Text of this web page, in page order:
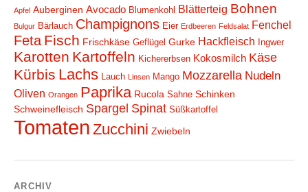
Apfel Auberginen Avocado Blumenkohl Blätterteig Bohnen
Bulgur Bärlauch Champignons Eier Erdbeeren Feldsalat Fenchel
Feta Fisch Frischkäse Geflügel Gurke Hackfleisch Ingwer
Karotten Kartoffeln Kichererbsen Kokosmilch Käse
Kürbis Lachs Lauch Linsen Mango Mozzarella Nudeln
Oliven Orangen Paprika Rucola Sahne Schinken
Schweinefleisch Spargel Spinat Süßkartoffel
Tomaten Zucchini Zwiebeln
ARCHIV